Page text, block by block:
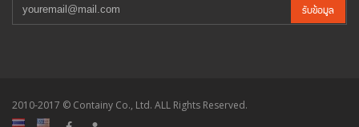
รับข้อมูล
2010-2017 © Containy Co., Ltd. ALL Rights Reserved.